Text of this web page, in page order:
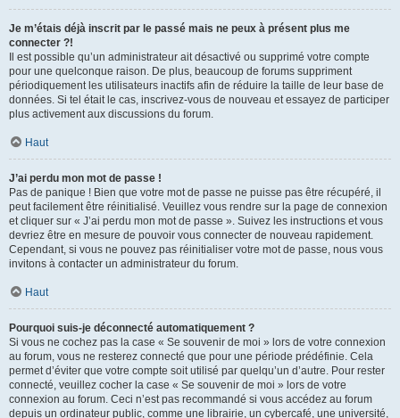
Je m’étais déjà inscrit par le passé mais ne peux à présent plus me
connecter ?!
Il est possible qu’un administrateur ait désactivé ou supprimé votre compte
pour une quelconque raison. De plus, beaucoup de forums suppriment
périodiquement les utilisateurs inactifs afin de réduire la taille de leur base de
données. Si tel était le cas, inscrivez-vous de nouveau et essayez de participer
plus activement aux discussions du forum.
Haut
J’ai perdu mon mot de passe !
Pas de panique ! Bien que votre mot de passe ne puisse pas être récupéré, il
peut facilement être réinitialisé. Veuillez vous rendre sur la page de connexion
et cliquer sur « J’ai perdu mon mot de passe ». Suivez les instructions et vous
devriez être en mesure de pouvoir vous connecter de nouveau rapidement.
Cependant, si vous ne pouvez pas réinitialiser votre mot de passe, nous vous
invitons à contacter un administrateur du forum.
Haut
Pourquoi suis-je déconnecté automatiquement ?
Si vous ne cochez pas la case « Se souvenir de moi » lors de votre connexion
au forum, vous ne resterez connecté que pour une période prédéfinie. Cela
permet d’éviter que votre compte soit utilisé par quelqu’un d’autre. Pour rester
connecté, veuillez cocher la case « Se souvenir de moi » lors de votre
connexion au forum. Ceci n’est pas recommandé si vous accédez au forum
depuis un ordinateur public, comme une librairie, un cybercafé, une université,